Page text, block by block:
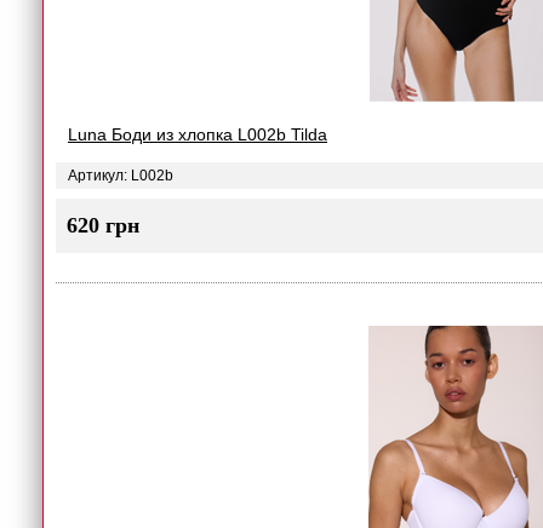
Luna Боди из хлопка L002b Tilda
Артикул: L002b
620 грн